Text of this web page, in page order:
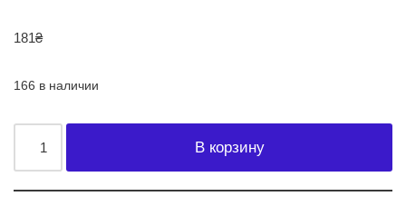
181₴
166 в наличии
В корзину